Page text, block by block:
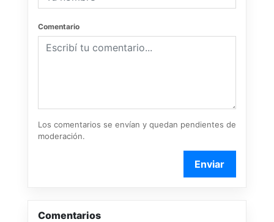
Comentario
Los comentarios se envían y quedan pendientes de
moderación.
Enviar
Comentarios